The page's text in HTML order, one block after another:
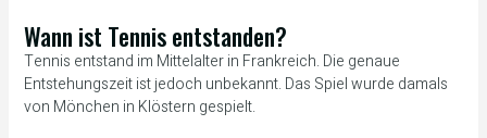
Wann ist Tennis entstanden?
Tennis entstand im Mittelalter in Frankreich. Die genaue
Entstehungszeit ist jedoch unbekannt. Das Spiel wurde damals
von Mönchen in Klöstern gespielt.